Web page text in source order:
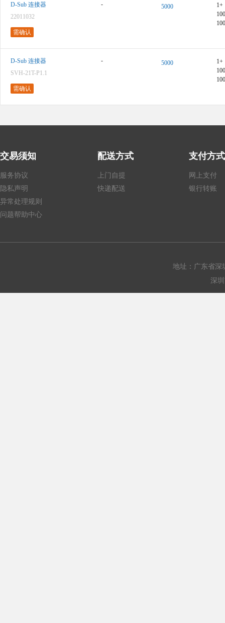
D-Sub 连接器
22011032
需确认
- 5000
1+
D-Sub 连接器
SVH-21T-P1.1
需确认
- 5000
1+
交易须知
服务协议
隐私声明
异常处理规则
问题帮助中心
配送方式
上门自提
快递配送
支付方式
网上支付
银行转账
地址：广东省深
深